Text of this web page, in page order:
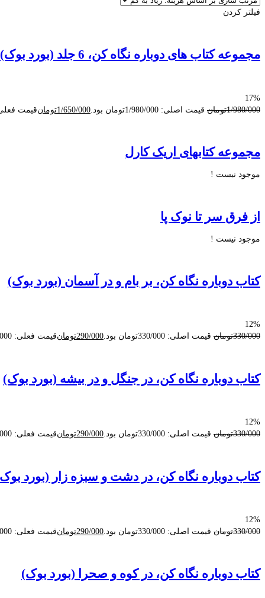
فیلتر کردن
مجموعه کتاب های دوباره نگاه كن، 6 جلد (بورد بوک)
17%
1/980/000تومان قیمت اصلی: 1/980/000تومان بود. 1/650/000تومانقیمت فعلی: 1/650/
مجموعه کتابهای اریک کارل
موجود نیست !
از فرق سر تا نوک پا
موجود نیست !
کتاب دوباره نگاه كن، بر بام و در آسمان (بورد بوک)
12%
330/000تومان قیمت اصلی: 330/000تومان بود. 290/000تومانقیمت فعلی: 290/000تومان.
کتاب دوباره نگاه كن، در جنگل و در بیشه (بورد بوک)
12%
330/000تومان قیمت اصلی: 330/000تومان بود. 290/000تومانقیمت فعلی: 290/000تومان.
کتاب دوباره نگاه كن، در دشت و سبزه‌ زار (بورد
12%
330/000تومان قیمت اصلی: 330/000تومان بود. 290/000تومانقیمت فعلی: 290/000تومان.
کتاب دوباره نگاه كن، در کوه و صحرا (بورد بوک)